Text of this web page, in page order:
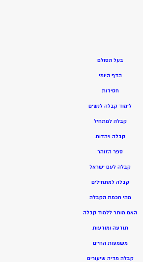
בעל הסולם
הדף היומי
חסידות
לימוד קבלה לנשים
קבלה למתחיל
קבלה ויהדות
ספר הזוהר
קבלה לעם ישראל
קבלה למתחילים
מהי חכמת הקבלה
האם מותר ללמוד קבלה
תודעה ומודעות
משמעות החיים
קבלה מדיה שיעורים